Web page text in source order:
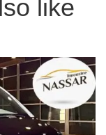
like